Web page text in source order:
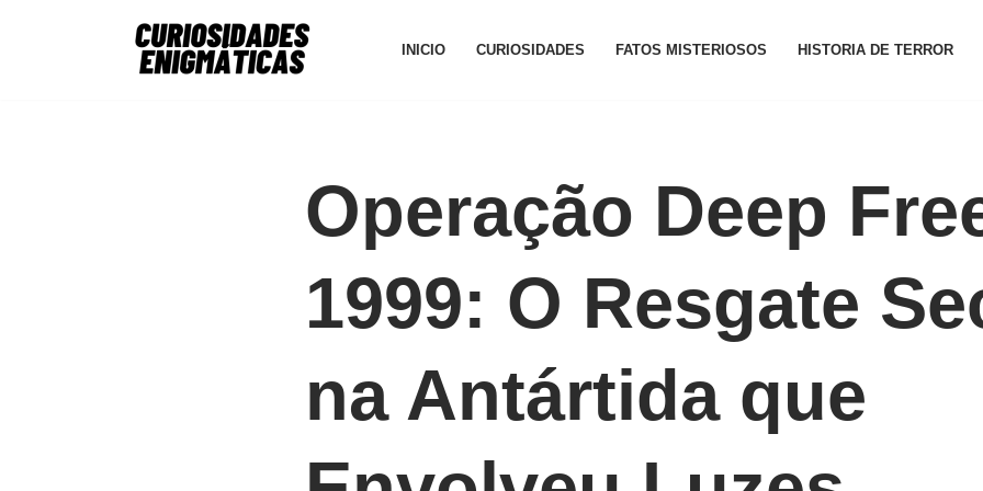
INICIO CURIOSIDADES FATOS MISTERIOSOS HISTORIA DE TERROR
Operação Deep
1999: O Resgate
na Antártida que